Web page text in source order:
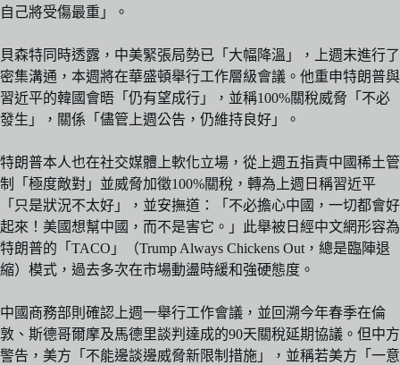
自己將受傷最重」。
貝森特同時透露，中美緊張局勢已「大幅降溫」，上週末進行了
密集溝通，本週將在華盛頓舉行工作層級會議。他重申特朗普與
習近平的韓國會晤「仍有望成行」，並稱100%關稅威脅「不必
發生」，關係「儘管上週公告，仍維持良好」。
特朗普本人也在社交媒體上軟化立場，從上週五指責中國稀土管
制「極度敵對」並威脅加徵100%關稅，轉為上週日稱習近平
「只是狀況不太好」，並安撫道：「不必擔心中國，一切都會好
起來！美國想幫中國，而不是害它。」此舉被日經中文網形容為
特朗普的「TACO」（Trump Always Chickens Out，總是臨陣退
縮）模式，過去多次在市場動盪時緩和強硬態度。
中國商務部則確認上週一舉行工作會議，並回溯今年春季在倫
敦、斯德哥爾摩及馬德里談判達成的90天關稅延期協議。但中方
警告，美方「不能邊談邊威脅新限制措施」，並稱若美方「一意